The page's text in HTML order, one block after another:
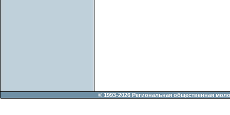
© 1993-2026 Региональная общественная